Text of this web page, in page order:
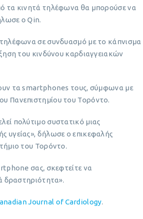
τα κινητά τηλέφωνα θα μπορούσε να
ο Qin.
σε συνδυασμό με το κάπνισμα
του κινδύνου καρδιαγγειακών
τα smartphones τους, σύμφωνα με
Πανεπιστημίου του Τορόντο.
πολύτιμο συστατικό μιας
υγείας», δήλωσε ο επικεφαλής
του Τορόντο.
σας, σκεφτείτε να
δραστηριότητα».
Journal of Cardiology.